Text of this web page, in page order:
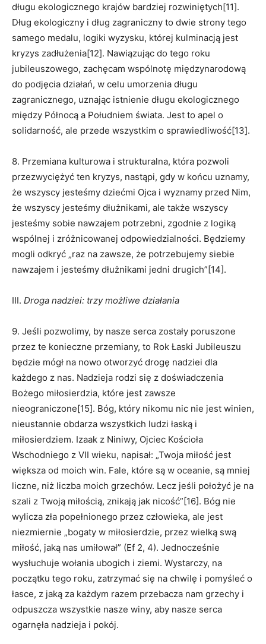
długu ekologicznego krajów bardziej rozwiniętych[11].
Dług ekologiczny i dług zagraniczny to dwie strony tego
samego medalu, logiki wyzysku, której kulminacją jest
kryzys zadłużenia[12]. Nawiązując do tego roku
jubileuszowego, zachęcam wspólnotę międzynarodową
do podjęcia działań, w celu umorzenia długu
zagranicznego, uznając istnienie długu ekologicznego
między Północą a Południem świata. Jest to apel o
solidarność, ale przede wszystkim o sprawiedliwość[13].
8. Przemiana kulturowa i strukturalna, która pozwoli
przezwyciężyć ten kryzys, nastąpi, gdy w końcu uznamy,
że wszyscy jesteśmy dziećmi Ojca i wyznamy przed Nim,
że wszyscy jesteśmy dłużnikami, ale także wszyscy
jesteśmy sobie nawzajem potrzebni, zgodnie z logiką
wspólnej i zróżnicowanej odpowiedzialności. Będziemy
mogli odkryć „raz na zawsze, że potrzebujemy siebie
nawzajem i jesteśmy dłużnikami jedni drugich”[14].
III. Droga nadziei: trzy możliwe działania
9. Jeśli pozwolimy, by nasze serca zostały poruszone
przez te konieczne przemiany, to Rok Łaski Jubileuszu
będzie mógł na nowo otworzyć drogę nadziei dla
każdego z nas. Nadzieja rodzi się z doświadczenia
Bożego miłosierdzia, które jest zawsze
nieograniczone[15]. Bóg, który nikomu nic nie jest winien,
nieustannie obdarza wszystkich ludzi łaską i
miłosierdziem. Izaak z Niniwy, Ojciec Kościoła
Wschodniego z VII wieku, napisał: „Twoja miłość jest
większa od moich win. Fale, które są w oceanie, są mniej
liczne, niż liczba moich grzechów. Lecz jeśli położyć je na
szali z Twoją miłością, znikają jak nicość”[16]. Bóg nie
wylicza zła popełnionego przez człowieka, ale jest
niezmiernie „bogaty w miłosierdzie, przez wielką swą
miłość, jaką nas umiłował” (Ef 2, 4). Jednocześnie
wysłuchuje wołania ubogich i ziemi. Wystarczy, na
początku tego roku, zatrzymać się na chwilę i pomyśleć o
łasce, z jaką za każdym razem przebacza nam grzechy i
odpuszcza wszystkie nasze winy, aby nasze serca
ogarnęła nadzieja i pokój.